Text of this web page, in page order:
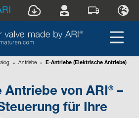
» Antriebe » E-Antriebe (Elektrische Antriebe)
Antriebe von ARI® –
für Ihre